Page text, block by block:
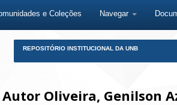
e Coleções Navegar
REPOSITÓRIO INSTITUCIONAL DA UNB
Oliveira, Genilson